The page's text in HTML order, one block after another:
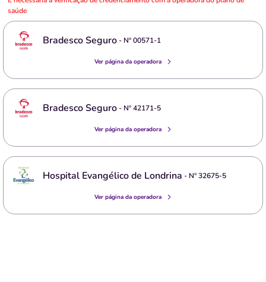
saúde
Bradesco Seguro- Nº00571-1
Ver página da operadora
Bradesco Seguro- Nº42171-5
Ver página da operadora
Hospital Evangélico de Londrina - Nº32675-5
Ver página da operadora